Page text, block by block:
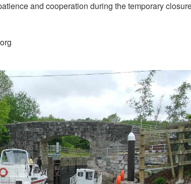
and cooperation during the temporary